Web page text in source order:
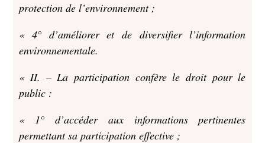
protection de l’environnement ;
« 4° d’améliorer et de diversifier l’information
environnementale.
« II. – La participation confère le droit pour le
public :
« 1° d’accéder aux informations pertinentes
permettant sa participation effective ;